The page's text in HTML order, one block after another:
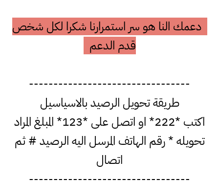
دعمك النا هو سر استمرارنا شكرا لكل شخص
قدم الدعم
---------------------------------
طريقة تحويل الرصيد بالاسياسيل
اكتب *222* او اتصل على *123* المبلغ المراد
تحويله * رقم الهاتف المرسل اليه الرصيد # ثم
اتصال